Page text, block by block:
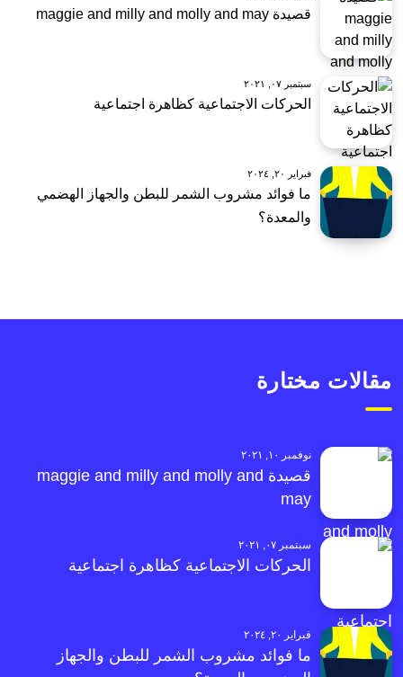
قصيدة maggie and milly and molly and may
سبتمبر ٠٧, ٢٠٢١
الحركات الاجتماعية كظاهرة اجتماعية
فبراير ٢٠, ٢٠٢٤
ما فوائد مشروب الشمر للبطن والجهاز الهضمي
والمعدة؟
مقالات مختارة
نوفمبر ١٠, ٢٠٢١
قصيدة maggie and milly and molly and
may
سبتمبر ٠٧, ٢٠٢١
الحركات الاجتماعية كظاهرة اجتماعية
فبراير ٢٠, ٢٠٢٤
ما فوائد مشروب الشمر للبطن والجهاز